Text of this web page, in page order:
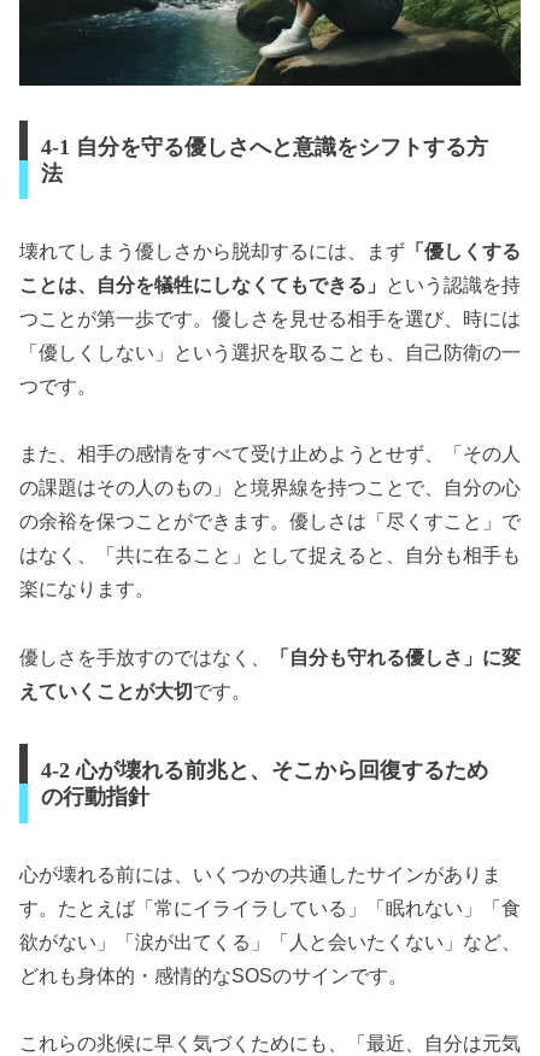
4-1 自分を守る優しさへと意識をシフトする方
法
壊れてしまう優しさから脱却するには、まず 「優しくする
ことは、自分を犠牲にしなくてもできる」
という認識を持
つことが第一歩です。優しさを見せる相手を選び、時には
「優しくしない」という選択を取ることも、自己防衛の一
つです。
また、相手の感情をすべて受け止めようとせず、「その人
の課題はその人のもの」と境界線を持つことで、自分の心
の余裕を保つことができます。優しさは「尽くすこと」で
はなく、「共に在ること」として捉えると、自分も相手も
楽になります。
優しさを手放すのではなく、
「自分も守れる優しさ」に変
えていくことが大切 です。
4-2 心が壊れる前兆と、そこから回復するため
の行動指針
心が壊れる前には、いくつかの共通したサインがありま
す。たとえば「常にイライラしている」「眠れない」「食
欲がない」「涙が出てくる」「人と会いたくない」など、
どれも身体的・感情的なSOSのサインです。
これらの兆候に早く気づくためにも、「最近、自分は元気